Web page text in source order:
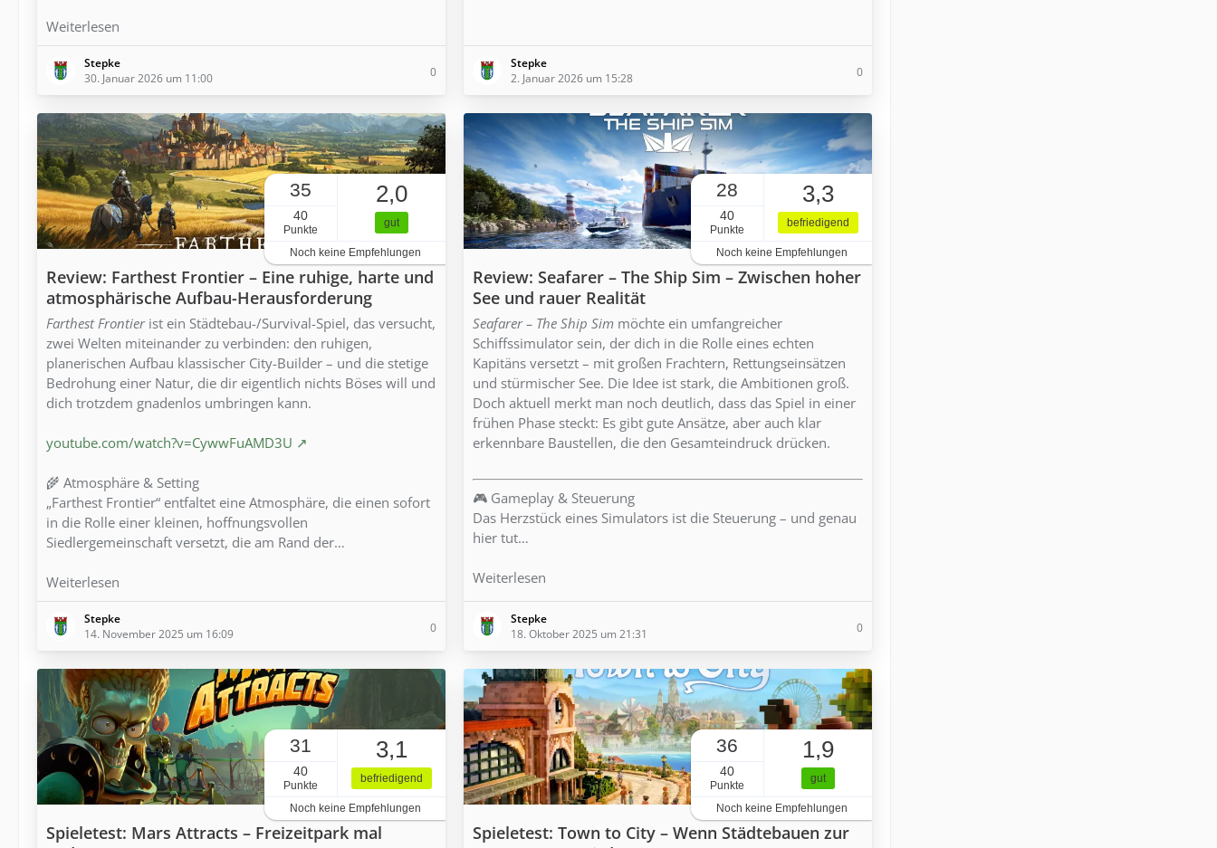
Weiterlesen
Stepke
30. Januar 2026 um 11:00
0
Stepke
2. Januar 2026 um 15:28
0
35
40
Punkte
2,0
gut
Noch keine Empfehlungen
Review: Farthest Frontier – Eine ruhige, harte und
atmosphärische Aufbau-Herausforderung
Farthest Frontierist ein Städtebau-/Survival-Spiel, das versucht,
zwei Welten miteinander zu verbinden: den ruhigen,
planerischen Aufbau klassischer City-Builder – und die stetige
Bedrohung einer Natur, die dir eigentlich nichts Böses will und
dich trotzdem gnadenlos umbringen kann.
youtube.com/watch?v=CywwFuAMD3U
🌾 Atmosphäre & Setting
„Farthest Frontier“ entfaltet eine Atmosphäre, die einen sofort
in die Rolle einer kleinen, hoffnungsvollen
Siedlergemeinschaft versetzt, die am Rand der…
Weiterlesen
Stepke
14. November 2025 um 16:09
0
28
40
Punkte
3,3
befriedigend
Noch keine Empfehlungen
Review: Seafarer – The Ship Sim – Zwischen hoher
See und rauer Realität
Seafarer – The Ship Sim möchte ein umfangreicher
Schiffssimulator sein, der dich in die Rolle eines echten
Kapitäns versetzt – mit großen Frachtern, Rettungseinsätzen
und stürmischer See. Die Idee ist stark, die Ambitionen groß.
Doch aktuell merkt man noch deutlich, dass das Spiel in einer
frühen Phase steckt: Es gibt gute Ansätze, aber auch klar
erkennbare Baustellen, die den Gesamteindruck drücken.
🎮 Gameplay & Steuerung
Das Herzstück eines Simulators ist die Steuerung – und genau
hier tut…
Weiterlesen
Stepke
18. Oktober 2025 um 21:31
0
31
40
Punkte
3,1
befriedigend
Noch keine Empfehlungen
Spieletest: Mars Attracts – Freizeitpark mal
36
40
Punkte
1,9
gut
Noch keine Empfehlungen
Spieletest: Town to City – Wenn Städtebauen zur